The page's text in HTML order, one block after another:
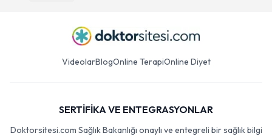
VideolarBlogOnline TerapiOnline Diyet
SERTİFİKA VE ENTEGRASYONLAR
Doktorsitesi.com Sağlık Bakanlığı onaylı ve entegreli bir sağlık bilgi